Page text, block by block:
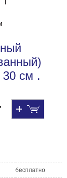
см .
бесплатно